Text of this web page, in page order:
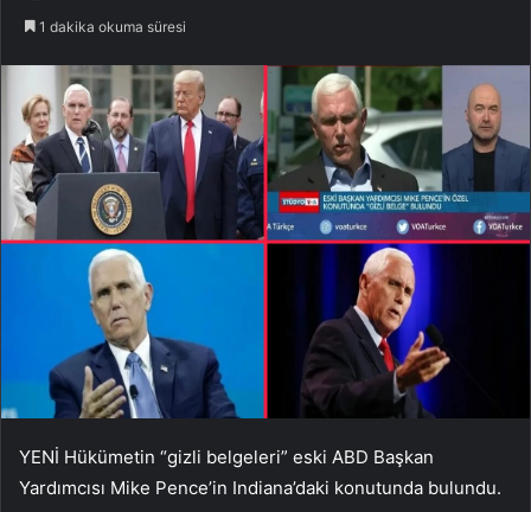
1 dakika okuma süresi
YENİ Hükümetin “gizli belgeleri” eski ABD Başkan
Yardımcısı Mike Pence’in Indiana’daki konutunda bulundu.